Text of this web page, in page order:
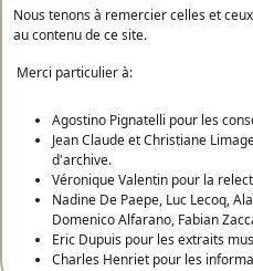
Nous tenons à remercier celles et
au contenu de ce site.
Merci particulier à:
Agostino Pignatelli pour les
Jean Claude et Christiane
d'archive.
Véronique Valentin pour la
Nadine De Paepe, Luc Lecoq,
Domenico Alfarano, Fabian
Eric Dupuis pour les extraits
Charles Henriet pour les